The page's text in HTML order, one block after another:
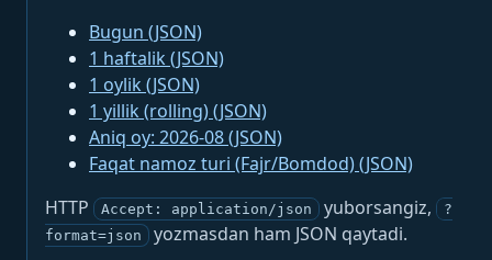
Bugun (JSON)
1 haftalik (JSON)
1 oylik (JSON)
1 yillik (rolling) (JSON)
Aniq oy: 2026-08 (JSON)
Faqat namoz turi (Fajr/Bomdod) (JSON)
HTTP
Accept: application/json yuborsangiz,
?
format=json
yozmasdan ham JSON qaytadi.